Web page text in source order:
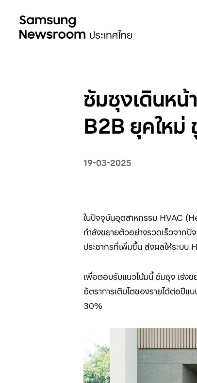
ซัมซุงเดินหน้
B2B ยุคใหม่
19-03-2025
ในปัจจุบันอุตสาหกรรม HVAC
กำลังขยายตัวอย่างรวดเร็วจาก
ประชากรที่เพิ่มขึ้น ส่งผลให้ระบบ
เพื่อตอบรับแนวโน้มนี้ ซัมซุง เร่ง
อัตราการเติบโตของรายได้ต่อปีแบ
30%